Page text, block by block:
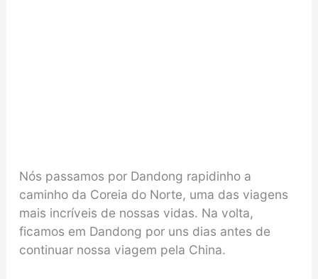
Nós passamos por Dandong rapidinho a
caminho da Coreia do Norte, uma das viagens
mais incríveis de nossas vidas. Na volta,
ficamos em Dandong por uns dias antes de
continuar nossa viagem pela China.